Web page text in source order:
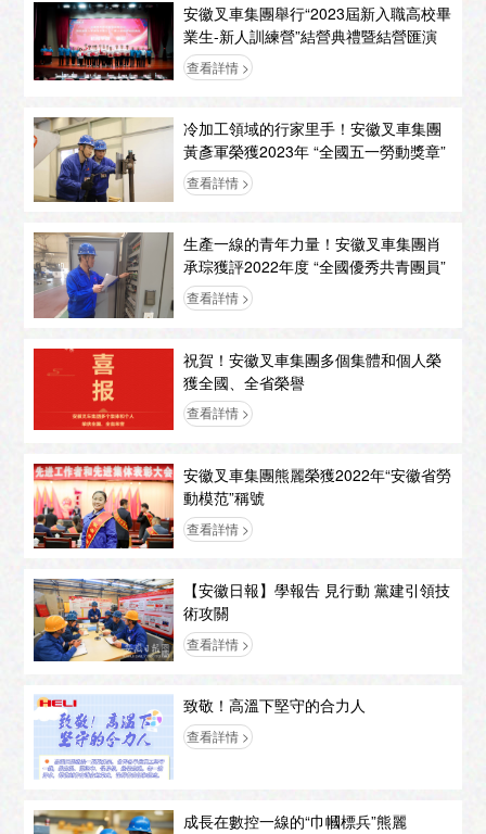
安徽叉車集團舉行“2023屆新入職高校畢
業生-新人訓練營”結營典禮暨結營匯演
查看詳情 >
冷加工領域的行家里手！安徽叉車集團
黃彥軍榮獲2023年 “全國五一勞動獎章”
查看詳情 >
生產一線的青年力量！安徽叉車集團肖
承琮獲評2022年度 “全國優秀共青團員”
查看詳情 >
祝賀！安徽叉車集團多個集體和個人榮
獲全國、全省榮譽
查看詳情 >
安徽叉車集團熊麗榮獲2022年“安徽省勞
動模范”稱號
查看詳情 >
【安徽日報】學報告 見行動 黨建引領技
術攻關
查看詳情 >
致敬！高溫下堅守的合力人
查看詳情 >
成長在數控一線的“巾幗標兵”熊麗